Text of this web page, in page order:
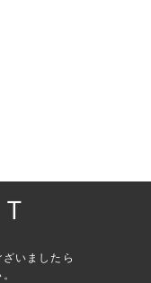
いましたら